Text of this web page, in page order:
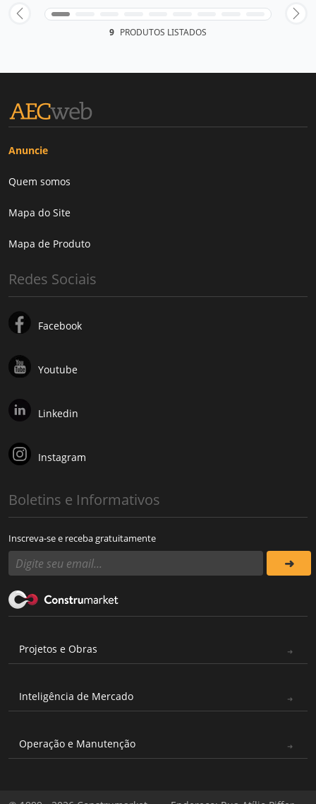
9 PRODUTOS LISTADOS
Anuncie
Quem somos
Mapa do Site
Mapa de Produto
Redes Sociais
Facebook
Youtube
Linkedin
Instagram
Boletins e Informativos
Inscreva-se e receba gratuitamente
Projetos e Obras
Inteligência de Mercado
Operação e Manutenção